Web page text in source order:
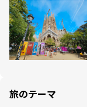
旅のテーマ